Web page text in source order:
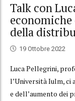
Talk con
della
19 Ottobre 2022
Luca Pellegrini,
l’Università Iulm, ci
e dell’aumento dei